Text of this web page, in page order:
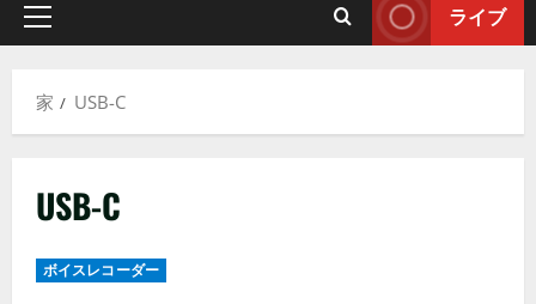
ッ
ま
プ
マ
ニ
ュ
ー
ライブ
家 USB-C
USB-C
ボイスレコーダー